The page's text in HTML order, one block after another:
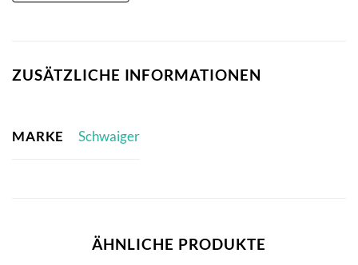
ZUSÄTZLICHE INFORMATIONEN
MARKE Schwaiger
ÄHNLICHE PRODUKTE